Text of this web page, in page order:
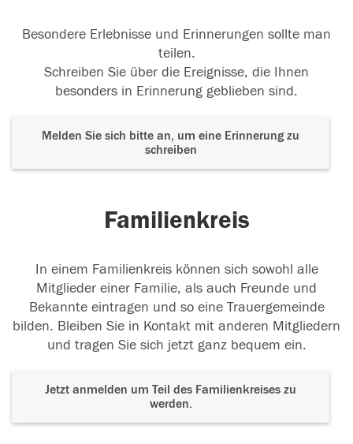
Besondere Erlebnisse und Erinnerungen sollte man
teilen.
Schreiben Sie über die Ereignisse, die Ihnen
besonders in Erinnerung geblieben sind.
Melden Sie sich bitte an, um eine Erinnerung zu
schreiben
Familienkreis
In einem Familienkreis können sich sowohl alle
Mitglieder einer Familie, als auch Freunde und
Bekannte eintragen und so eine Trauergemeinde
bilden. Bleiben Sie in Kontakt mit anderen Mitgliedern
und tragen Sie sich jetzt ganz bequem ein.
Jetzt anmelden um Teil des Familienkreises zu
werden.